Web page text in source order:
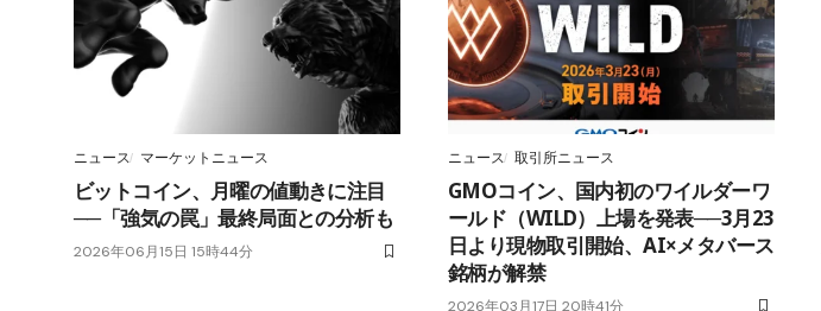
ニュース マーケットニュース
ビットコイン、月曜の値動きに注目
──「強気の罠」最終局面との分析も
2026年06月15日 15時44分
ニュース 取引所ニュース
GMOコイン、国内初のワイルダーワ
ールド（WILD）上場を発表──3月23
日より現物取引開始、AI×メタバース
銘柄が解禁
2026年03月17日 20時41分